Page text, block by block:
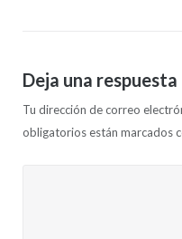
Deja una respuesta
Tu dirección de correo
obligatorios están marcados